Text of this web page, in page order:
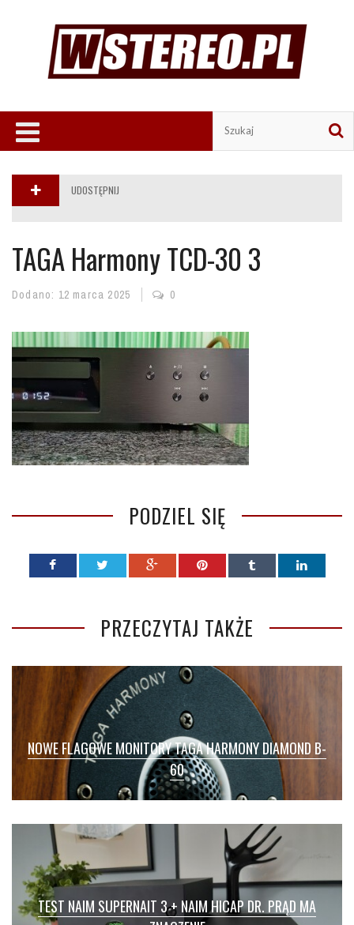
UDOSTĘPNIJ
TAGA Harmony TCD-30 3
Dodano: 12 marca 2025 0
PODZIEL SIĘ
PRZECZYTAJ TAKŻE
NOWE FLAGOWE MONITORY TAGA HARMONY DIAMOND B-
60
TEST NAIM SUPERNAIT 3 + NAIM HICAP DR. PRĄD MA